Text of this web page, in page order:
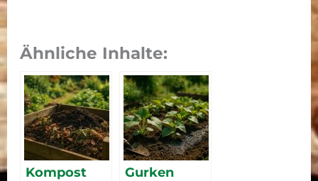
Ähnliche Inhalte:
Kompost
Gurken